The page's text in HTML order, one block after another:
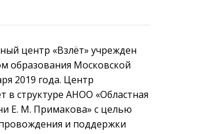
центр «Взлёт» учрежден
образования Московской
2019 года. Центр
в структуре АНОО «Областная
Е. М. Примакова» с целью
и поддержки